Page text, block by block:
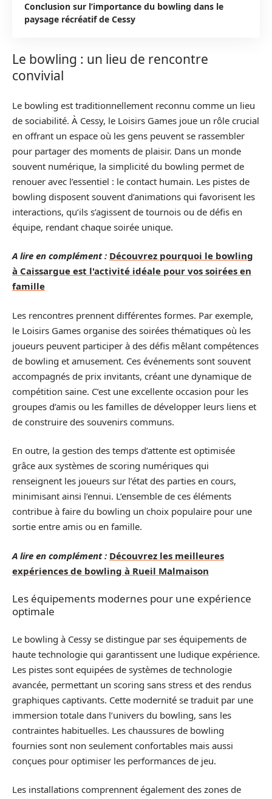
Conclusion sur l’importance du bowling dans le
paysage récréatif de Cessy
Le bowling : un lieu de rencontre
convivial
Le bowling est traditionnellement reconnu comme un lieu
de sociabilité. À Cessy, le Loisirs Games joue un rôle crucial
en offrant un espace où les gens peuvent se rassembler
pour partager des moments de plaisir. Dans un monde
souvent numérique, la simplicité du bowling permet de
renouer avec l’essentiel : le contact humain. Les pistes de
bowling disposent souvent d’animations qui favorisent les
interactions, qu’ils s’agissent de tournois ou de défis en
équipe, rendant chaque soirée unique.
A lire en complément : Découvrez pourquoi le bowling
à Caissargue est l'activité idéale pour vos soirées en
famille
Les rencontres prennent différentes formes. Par exemple,
le Loisirs Games organise des soirées thématiques où les
joueurs peuvent participer à des défis mêlant compétences
de bowling et amusement. Ces événements sont souvent
accompagnés de prix invitants, créant une dynamique de
compétition saine. C’est une excellente occasion pour les
groupes d’amis ou les familles de développer leurs liens et
de construire des souvenirs communs.
En outre, la gestion des temps d’attente est optimisée
grâce aux systèmes de scoring numériques qui
renseignent les joueurs sur l’état des parties en cours,
minimisant ainsi l’ennui. L’ensemble de ces éléments
contribue à faire du bowling un choix populaire pour une
sortie entre amis ou en famille.
A lire en complément : Découvrez les meilleures
expériences de bowling à Rueil Malmaison
Les équipements modernes pour une expérience
optimale
Le bowling à Cessy se distingue par ses équipements de
haute technologie qui garantissent une ludique expérience.
Les pistes sont equipées de systèmes de technologie
avancée, permettant un scoring sans stress et des rendus
graphiques captivants. Cette modernité se traduit par une
immersion totale dans l’univers du bowling, sans les
contraintes habituelles. Les chaussures de bowling
fournies sont non seulement confortables mais aussi
conçues pour optimiser les performances de jeu.
Les installations comprennent également des zones de